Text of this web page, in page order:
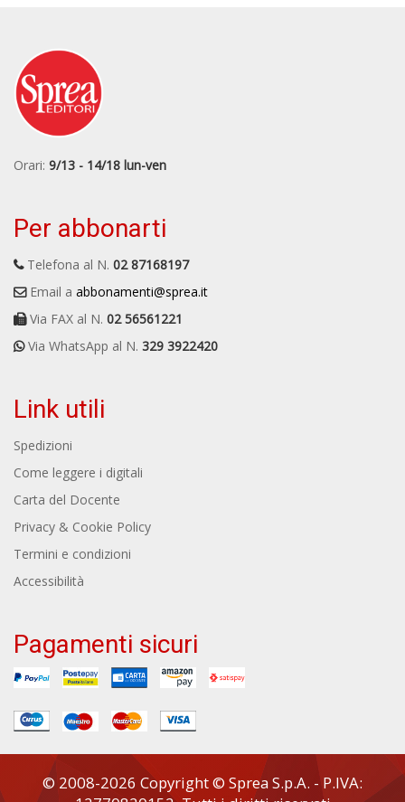
Orari: 9/13 - 14/18 lun-ven
Per abbonarti
Telefona al N. 02 87168197
Email a abbonamenti@sprea.it
Via FAX al N. 02 56561221
Via WhatsApp al N. 329 3922420
Link utili
Spedizioni
Come leggere i digitali
Carta del Docente
Privacy & Cookie Policy
Termini e condizioni
Accessibilità
Pagamenti sicuri
© 2008-2026 Copyright © Sprea S.p.A. - P.IVA: